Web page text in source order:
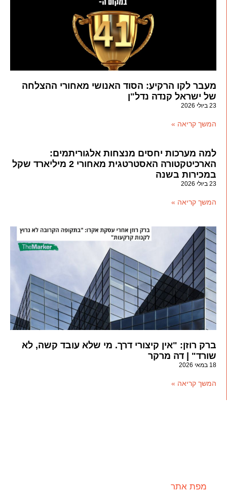
מעבר לקו הרקיע: הסוד האנושי מאחורי ההצלחה
של ישראל קנדה נדל"ן
23 ביולי 2026
המשך קריאה »
למה מערכות יחסים מנצחות אלגוריתמים:
הארכיטקטורה האסטרטגית מאחורי 2 מיליארד שקל
במכירות בשנה
23 ביולי 2026
המשך קריאה »
ברק רוזן: "אין קיצורי דרך. מי שלא עובד קשה, לא
שורד" | דה מרקר
18 במאי 2026
המשך קריאה »
מפת אתר